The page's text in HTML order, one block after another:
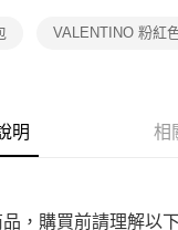
份有限公司提供之「AFTEE
範圍內提供個人資料，並將交
事先徵得法定代理人或監護人
若未經同意申辦者引起之損
。
VALENTINO 粉紅
明 相
，購買前請理解以